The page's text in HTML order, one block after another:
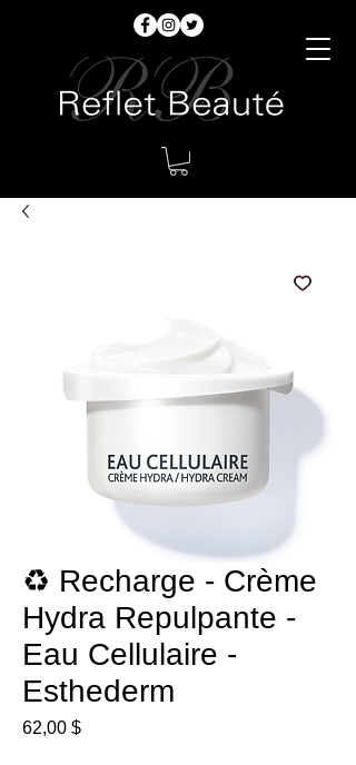
♻️ Recharge - Crème
Hydra Repulpante -
Eau Cellulaire -
Esthederm
62,00 $Prix